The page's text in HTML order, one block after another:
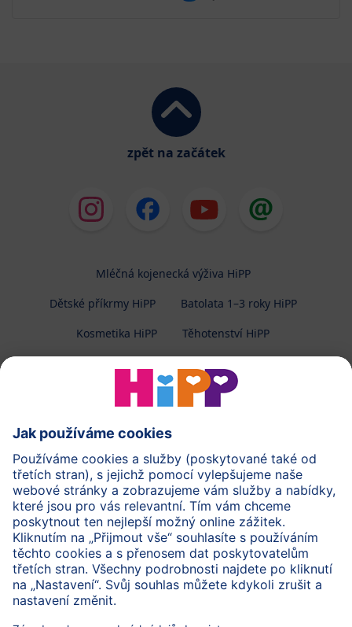
zpět na začátek
Mléčná kojenecká výživa HiPP
Dětské příkrmy HiPP
Batolata 1–3 roky HiPP
Kosmetika HiPP
Těhotenství HiPP
Ochrana osobních údajů
Zpracování osobních údajů (BabyClub)
Zpracování osobních údajů (Fotosoutěž)
Cookies a pravidla užívání webové stránky
Pravidla soutěže (Fotosoutěž)
Všeobecné podmínky
Práva Imprint